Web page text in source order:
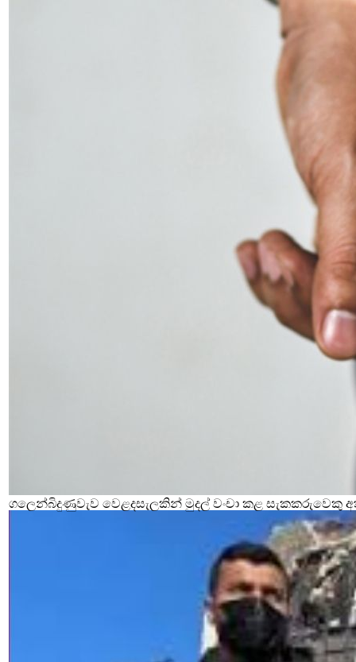
ගලෙන්බිදුණුවැව වෙළදසැලකින් මුදල් වංචා කළ සැකකරුවෙකු